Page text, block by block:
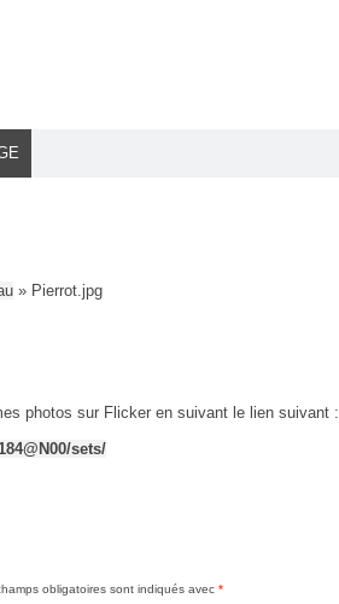
» Pierrot.jpg
photos sur Flicker en suivant le lien suivant :
sets/
obligatoires sont indiqués avec *